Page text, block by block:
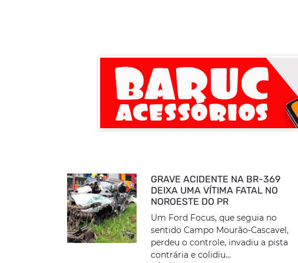
GRAVE ACIDENTE NA BR-369
DEIXA UMA VÍTIMA FATAL NO
NOROESTE DO PR
Um Ford Focus, que seguia no
sentido Campo Mourão-Cascavel,
perdeu o controle, invadiu a pista
contrária e colidiu...